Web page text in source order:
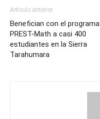
Artículo anterior
Benefician con el programa
PREST-Math a casi 400
estudiantes en la Sierra
Tarahumara